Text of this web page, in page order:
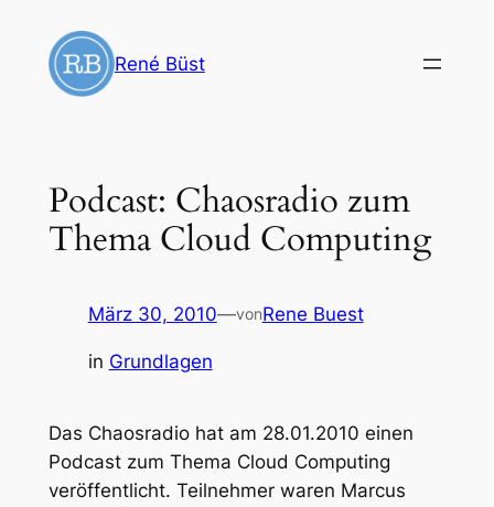
Inhalt
springen
René Büst
Podcast: Chaosradio zum
Thema Cloud Computing
März 30, 2010—vonRene Buest
in Grundlagen
Das Chaosradio hat am 28.01.2010 einen
Podcast zum Thema Cloud Computing
veröffentlicht. Teilnehmer waren Marcus